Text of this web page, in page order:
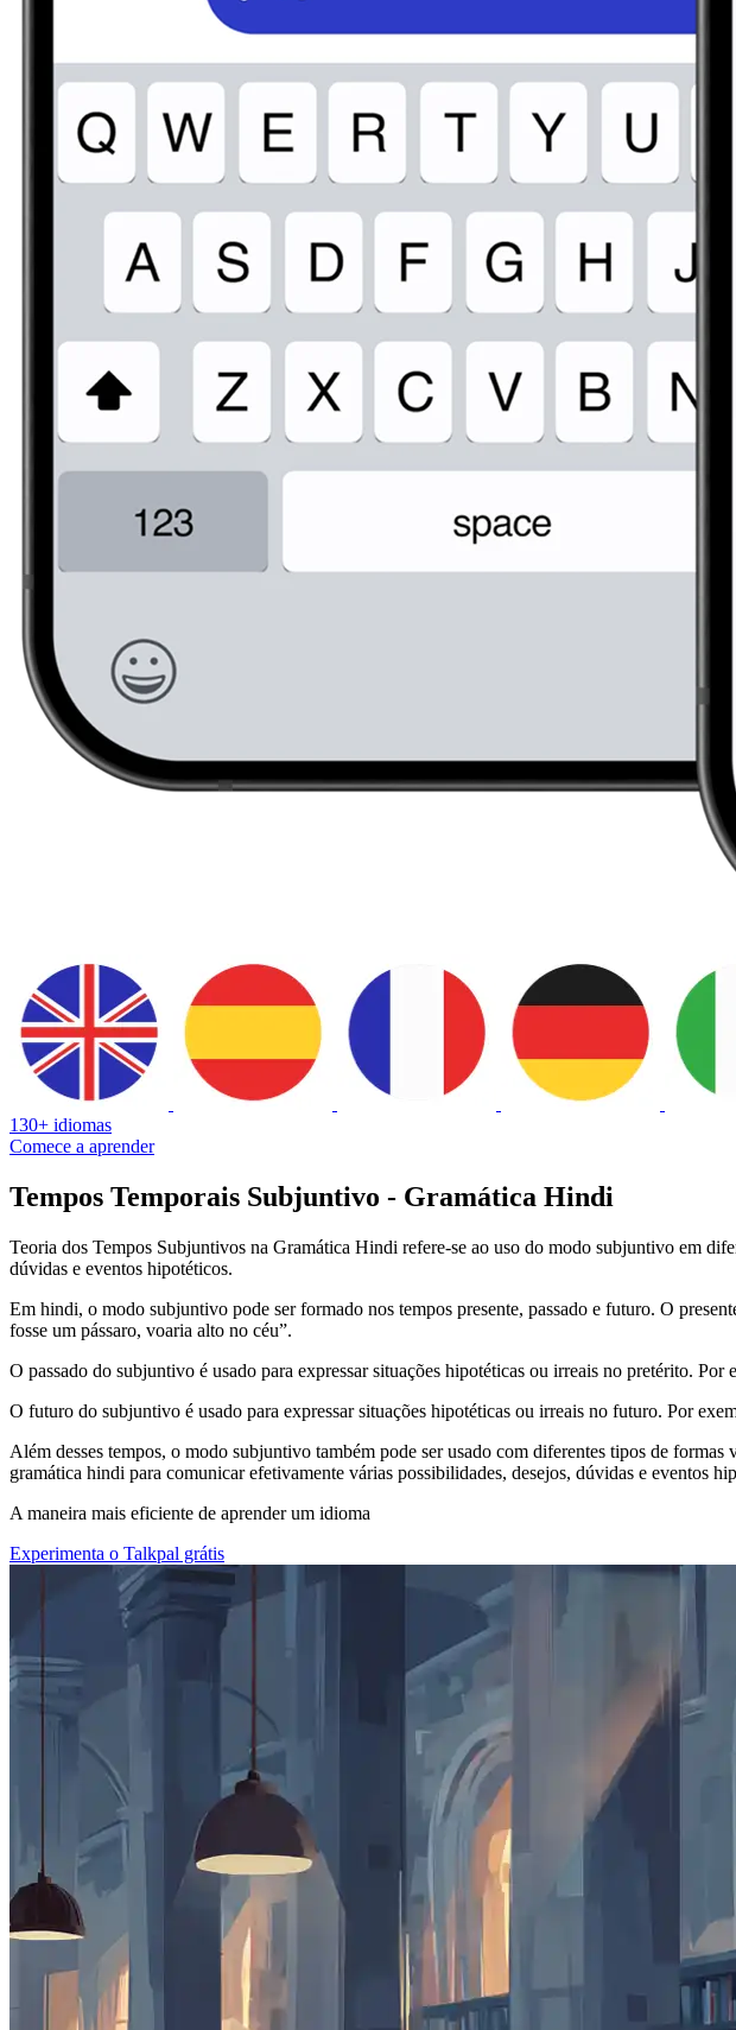
130+ idiomas
Comece a aprender
Tempos Temporais Subjuntivo - Gramática Hindi
Teoria dos Tempos Subjuntivos na Gramática Hindi refere-se ao uso do modo subjuntivo em
dúvidas e eventos hipotéticos.
Em hindi, o modo subjuntivo pode ser formado nos tempos presente, passado e futuro. O
fosse um pássaro, voaria alto no céu”.
O passado do subjuntivo é usado para expressar situações hipotéticas ou irreais no pretérito. Por
O futuro do subjuntivo é usado para expressar situações hipotéticas ou irreais no futuro. Por
Além desses tempos, o modo subjuntivo também pode ser usado com diferentes tipos de
gramática hindi para comunicar efetivamente várias possibilidades, desejos, dúvidas e eventos
A maneira mais eficiente de aprender um idioma
Experimenta o Talkpal grátis